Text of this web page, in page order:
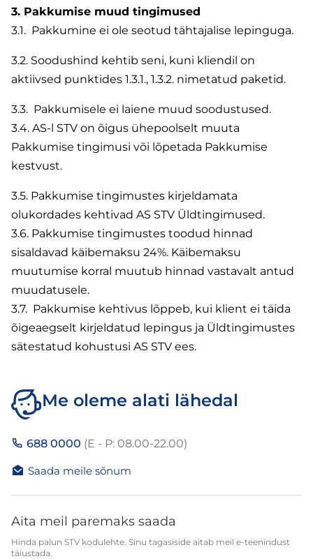
3. Pakkumise muud tingimused
3.1. Pakkumine ei ole seotud tähtajalise lepinguga.
3.2. Soodushind kehtib seni, kuni kliendil on
aktiivsed punktides 1.3.1., 1.3.2. nimetatud paketid.
3.3. Pakkumisele ei laiene muud soodustused.
3.4. AS-l STV on õigus ühepoolselt muuta
Pakkumise tingimusi või lõpetada Pakkumise
kestvust.
3.5. Pakkumise tingimustes kirjeldamata
olukordades kehtivad AS STV Üldtingimused.
3.6. Pakkumise tingimustes toodud hinnad
sisaldavad käibemaksu 24%. Käibemaksu
muutumise korral muutub hinnad vastavalt antud
muudatusele.
3.7. Pakkumise kehtivus lõppeb, kui klient ei täida
õigeaegselt kirjeldatud lepingus ja Üldtingimustes
sätestatud kohustusi AS STV ees.
Me oleme alati lähedal
688 0000 (E - P: 08.00-22.00)
Saada meile sõnum
Aita meil paremaks saada
Hinda palun STV kodulehte. Sinu tagasiside aitab meil e-teenindust
täiustada.